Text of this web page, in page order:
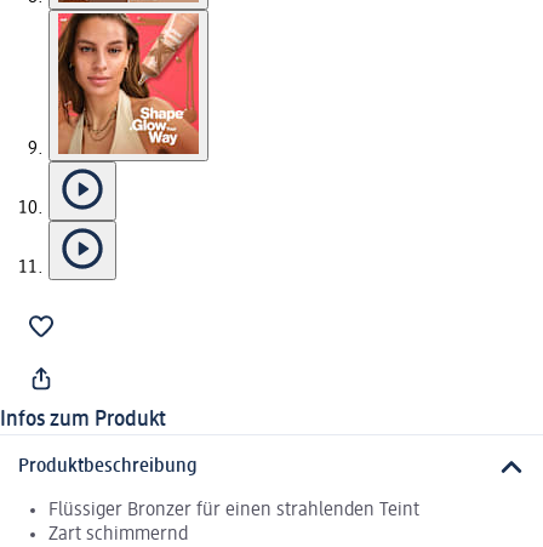
Infos zum Produkt
Produktbeschreibung
Flüssiger Bronzer für einen strahlenden Teint
Zart schimmernd